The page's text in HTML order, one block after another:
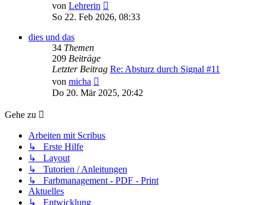
von Lehrerin
Beitrag
So 22. Feb 2026, 08:33
dies und das
34 Themen
209 Beiträge
Letzter Beitrag Re: Absturz durch Signal #11
von micha
Beitrag
Do 20. Mär 2025, 20:42
Gehe zu
Arbeiten mit Scribus
↳ Erste Hilfe
↳ Layout
↳ Tutorien / Anleitungen
↳ Farbmanagement - PDF - Print
Aktuelles
↳ Entwicklung